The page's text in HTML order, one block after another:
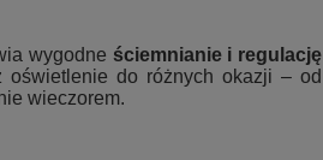
wygodne ściemnianie i regulację
oświetlenie do różnych okazji – od
wieczorem.